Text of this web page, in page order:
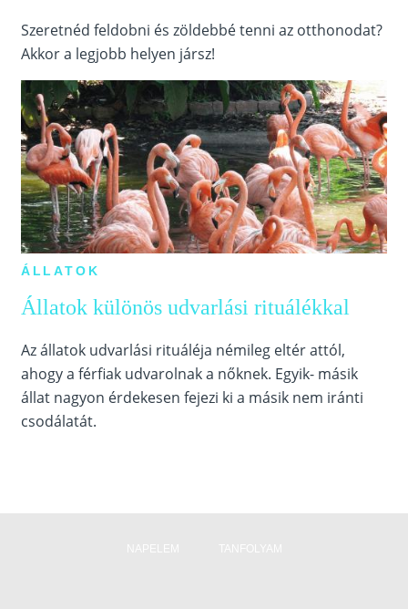
Szeretnéd feldobni és zöldebbé tenni az otthonodat?
Akkor a legjobb helyen jársz!
ÁLLATOK
Állatok különös udvarlási rituálékkal
Az állatok udvarlási rituáléja némileg eltér attól,
ahogy a férfiak udvarolnak a nőknek. Egyik- másik
állat nagyon érdekesen fejezi ki a másik nem iránti
csodálatát.